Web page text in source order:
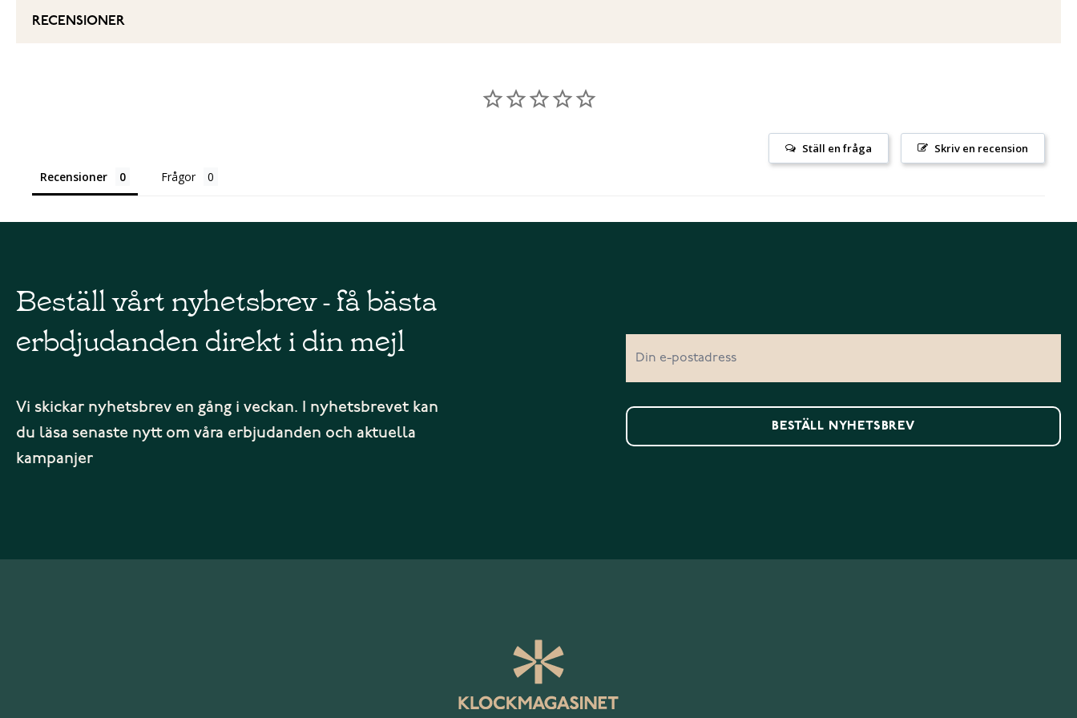
RECENSIONER
Skriv en recension
Ställ en fråga
Recensioner Frågor
Beställ vårt nyhetsbrev - få bästa
erbdjudanden direkt i din mejl
Vi skickar nyhetsbrev en gång i veckan. I nyhetsbrevet kan
du läsa senaste nytt om våra erbjudanden och aktuella
kampanjer
BESTÄLL NYHETSBREV